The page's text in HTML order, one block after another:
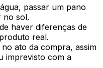
passar um pano
no sol.
haver diferenças de
real.
ato da compra, assim
imprevisto com a